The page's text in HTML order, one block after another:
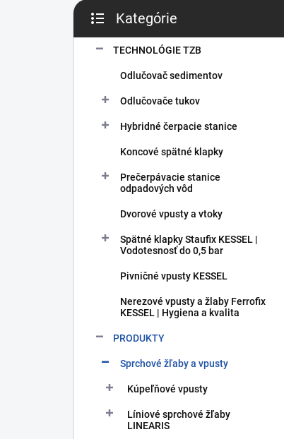
Preskočiť kategórie
Kategórie
TECHNOLÓGIE TZB
Odlučovač sedimentov
Odlučovače tukov
Hybridné čerpacie stanice
Koncové spätné klapky
Prečerpávacie stanice
odpadových vôd
Dvorové vpusty a vtoky
Spätné klapky Staufix KESSEL |
Vodotesnosť do 0,5 bar
Pivničné vpusty KESSEL
Nerezové vpusty a žlaby Ferrofix
KESSEL | Hygiena a kvalita
PRODUKTY
Sprchové žľaby a vpusty
Kúpeľňové vpusty
Líniové sprchové žľaby
LINEARIS